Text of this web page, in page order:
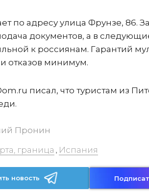
по адресу улица Фрунзе, 86.
документов, а в
к россиянам. Гарантий
отказов минимум.
писал, что туристам из
Пронин
граница , Испания
новость